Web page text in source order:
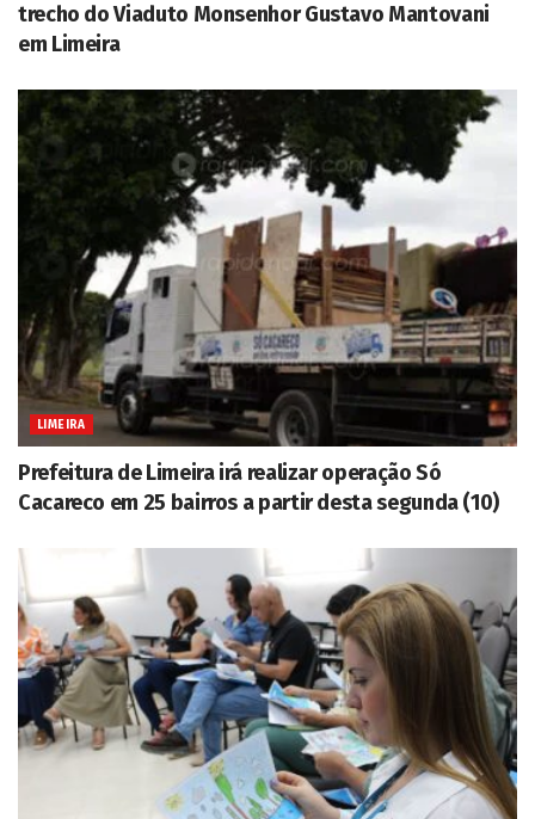
trecho do Viaduto Monsenhor Gustavo Mantovani
em Limeira
LIMEIRA
Prefeitura de Limeira irá realizar operação Só
Cacareco em 25 bairros a partir desta segunda (10)